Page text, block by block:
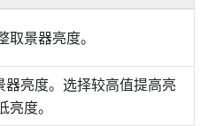
景器亮度。
器亮度。选择较高值提高亮
度。